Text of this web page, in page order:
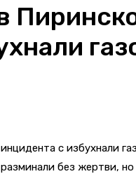
с избухнали
без жертви,